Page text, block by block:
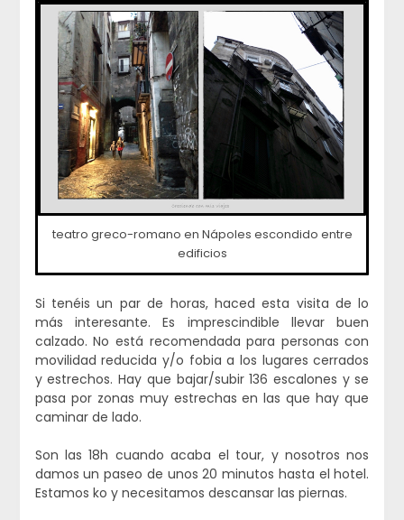
teatro greco-romano en Nápoles escondido entre
edificios
Si tenéis un par de horas, haced esta visita de lo
más interesante. Es imprescindible llevar buen
calzado. No está recomendada para personas con
movilidad reducida y/o fobia a los lugares cerrados
y estrechos. Hay que bajar/subir 136 escalones y se
pasa por zonas muy estrechas en las que hay que
caminar de lado.
Son las 18h cuando acaba el tour, y nosotros nos
damos un paseo de unos 20 minutos hasta el hotel.
Estamos ko y necesitamos descansar las piernas.